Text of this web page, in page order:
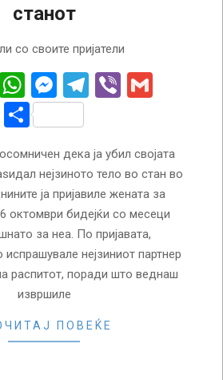
станот
со своите пријатели
Twitter
WhatsApp
Messenger
Telegram
Viber
Share
дека ја убил својата
нејзиното тело во стан во
ја пријавиле жената за
октомври бидејќи со месеци
за неа. По пријавата,
испрашувале нејзиниот партнер
распитот, поради што веднаш
извршиле
ПОВЕЌЕ